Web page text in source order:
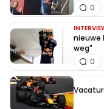
0
nieuwe
weg"
0